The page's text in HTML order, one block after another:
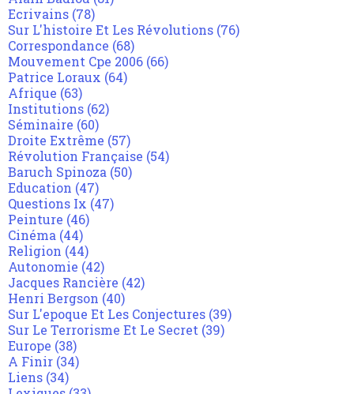
Ecrivains (78)
Sur L'histoire Et Les Révolutions (76)
Correspondance (68)
Mouvement Cpe 2006 (66)
Patrice Loraux (64)
Afrique (63)
Institutions (62)
Séminaire (60)
Droite Extrême (57)
Révolution Française (54)
Baruch Spinoza (50)
Education (47)
Questions Ix (47)
Peinture (46)
Cinéma (44)
Religion (44)
Autonomie (42)
Jacques Rancière (42)
Henri Bergson (40)
Sur L'epoque Et Les Conjectures (39)
Sur Le Terrorisme Et Le Secret (39)
Europe (38)
A Finir (34)
Liens (34)